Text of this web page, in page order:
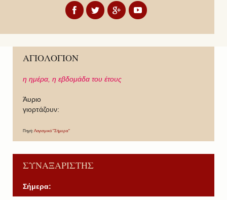
ΑΓΙΟΛΟΓΙΟΝ
η ημέρα, η εβδομάδα του έτους
Άυριο
γιορτάζουν:
Πηγή: Λογισμικό "Σήμερα"
ΣΥΝΑΞΑΡΙΣΤΗΣ
Σήμερα: